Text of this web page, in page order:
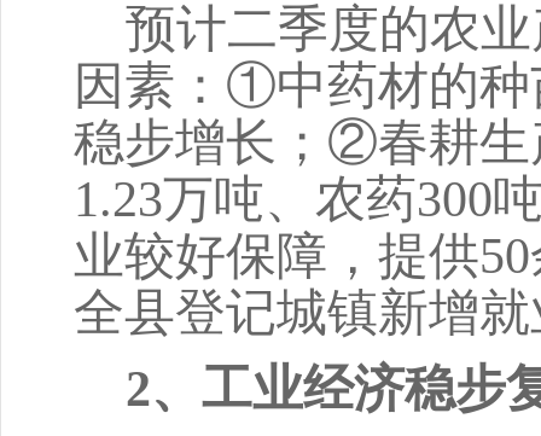
预计二季度的农
因素：①中药材的
稳步增长；②春耕生
1.23万吨、农药300
业较好保障，提供
全县登记城镇新增
2、工业经济稳步